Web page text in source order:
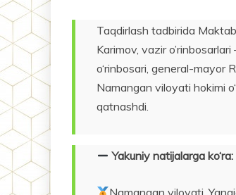
Taqdirlash tadbirida
Karimov, vazir
o‘rinbosari, general-mayor
Namangan viloyati hokimi
qatnashdi.
Yakuniy natijalarga ko‘ra:
Namangan viloyati,